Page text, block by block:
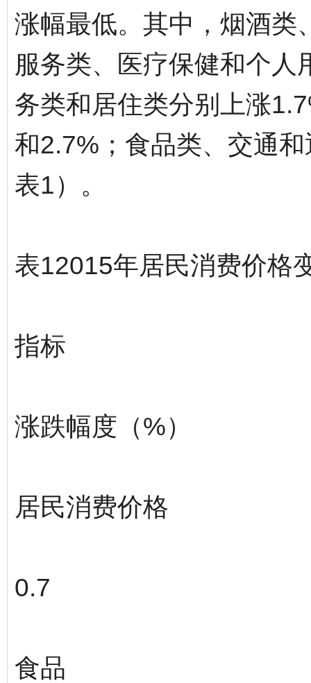
涨幅最低。其中，烟酒类
服务类、医疗保健和个人
务类和居住类分别上涨
和2.7%；食品类、交通
表1）。
表12015年居民消费价格
指标
涨跌幅度（%）
居民消费价格
0.7
食品